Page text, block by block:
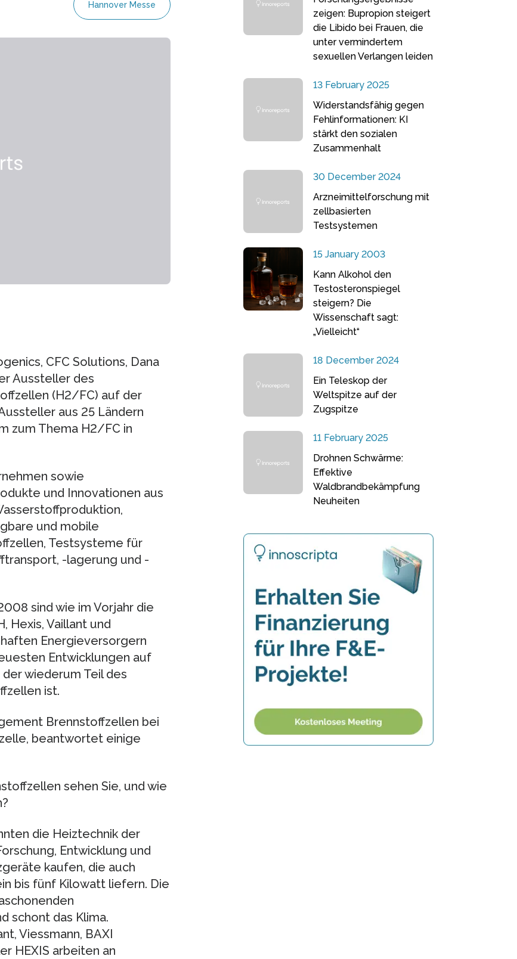
Hannover Messe
CFC Solutions, Dana
Aussteller des
(H2/FC) auf der
aus 25 Ländern
zum Thema H2/FC in
sowie
und Innovationen aus
und mobile
Testsysteme für
-lagerung und -
sind wie im Vorjahr die
Hexis, Vaillant und
Energieversorgern
Entwicklungen auf
wiederum Teil des
ist.
Brennstoffzellen bei
beantwortet einige
sehen Sie, und wie
die Heiztechnik der
Entwicklung und
kaufen, die auch
bis fünf Kilowatt liefern. Die
schont das Klima.
Viessmann, BAXI
HEXIS arbeiten an
zeigen: Bupropion steigert
die Libido bei Frauen, die
unter vermindertem
sexuellen Verlangen leiden
13 February 2025
Widerstandsfähig gegen
Fehlinformationen: KI
stärkt den sozialen
Zusammenhalt
30 December 2024
Arzneimittelforschung mit
zellbasierten
Testsystemen
15 January 2003
Kann Alkohol den
Testosteronspiegel
steigern? Die
Wissenschaft sagt:
„Vielleicht“
18 December 2024
Ein Teleskop der
Weltspitze auf der
Zugspitze
11 February 2025
Drohnen Schwärme:
Effektive
Waldbrandbekämpfung
Neuheiten